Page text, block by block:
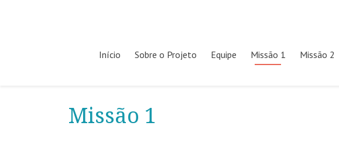
Início Sobre o Projeto Equipe Missão 1 Missão 2
Missão 1